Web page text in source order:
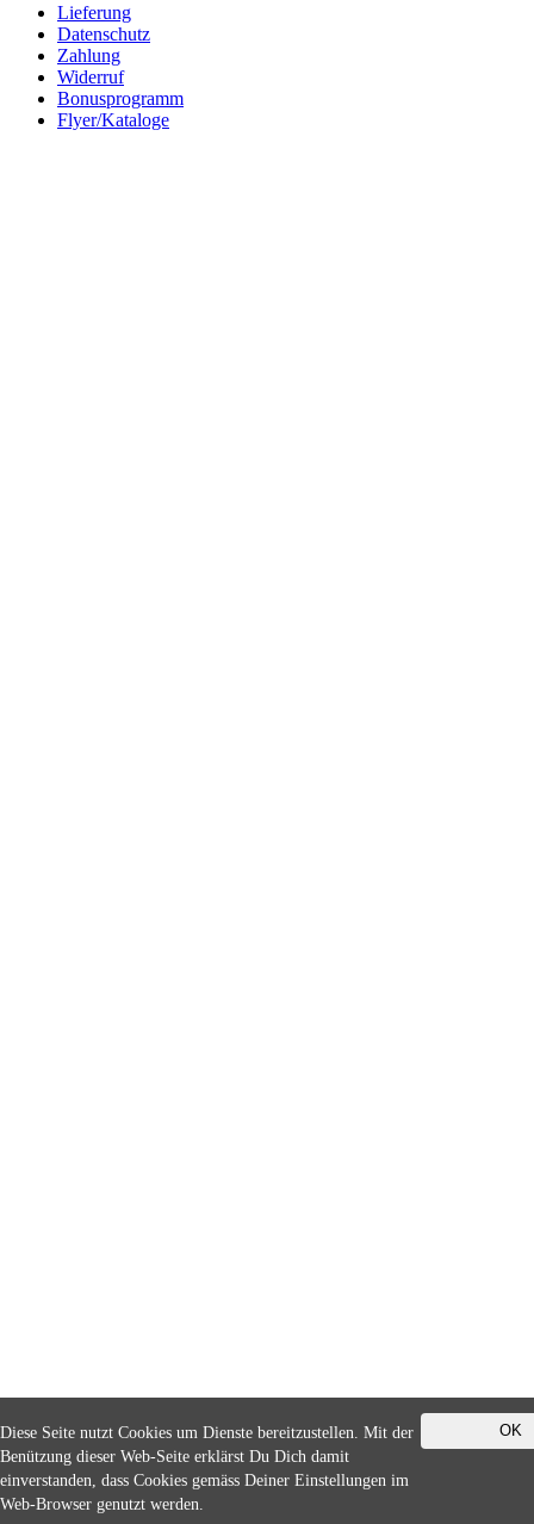
Lieferung
Datenschutz
Zahlung
Widerruf
Bonusprogramm
Flyer/Kataloge
OK
Diese Seite nutzt Cookies um Dienste bereitzustellen. Mit der
Benützung dieser Web-Seite erklärst Du Dich damit
einverstanden, dass Cookies gemäss Deiner Einstellungen im
Web-Browser genutzt werden.